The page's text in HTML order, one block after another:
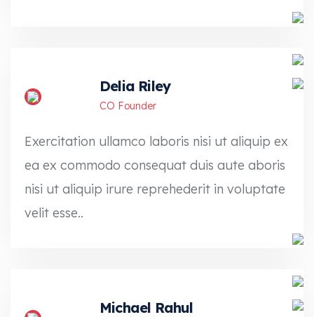
Delia Riley
CO Founder
Exercitation ullamco laboris nisi ut aliquip ex
ea ex commodo consequat duis aute aboris
nisi ut aliquip irure reprehederit in voluptate
velit esse..
Michael Rahul